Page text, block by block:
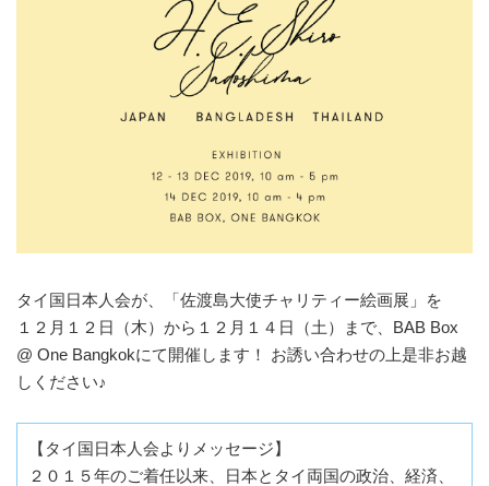
タイ国日本人会が、「佐渡島大使チャリティー絵画展」を
１２月１２日（木）から１２月１４日（土）まで、BAB Box
@ One Bangkokにて開催します！ お誘い合わせの上是非お越
しください♪
【タイ国日本人会よりメッセージ】
２０１５年のご着任以来、日本とタイ両国の政治、経済、